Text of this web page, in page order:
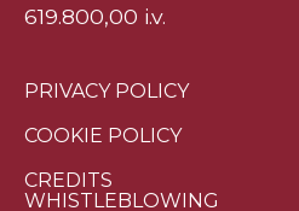
619.800,00 i.v.
PRIVACY POLICY
COOKIE POLICY
CREDITS
WHISTLEBLOWING